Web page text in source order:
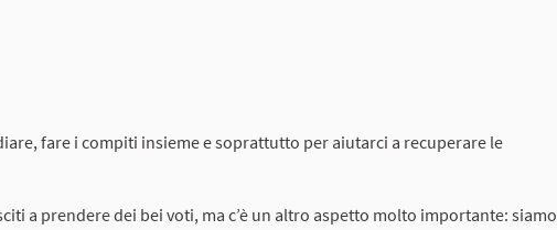
fare i compiti insieme e soprattutto per aiutarci a recuperare le
a prendere dei bei voti, ma c’è un altro aspetto molto importante: siamo